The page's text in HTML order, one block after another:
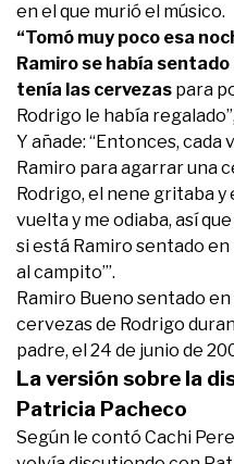
en el que murió el músico.
“Tomó muy poco esa
Ramiro se había
tenía las cervezas para
Rodrigo le había
Y añade: “Entonces, cada
Ramiro para agarrar una
Rodrigo, el nene gritaba
vuelta y me odiaba, así
si está Ramiro sentado
al campito’”.
Ramiro Bueno sentado
cervezas de Rodrigo
padre, el 24 de junio de
La versión sobre la
Patricia Pacheco
Según le contó Cachi